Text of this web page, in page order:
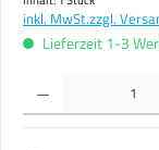
inkl. MwSt.zzgl.
Lieferzeit 1-3
Produkt Anzahl: Gib den